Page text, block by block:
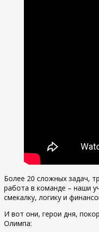
Более 20 сложных задач,
работа в команде – наши
смекалку, логику и
И вот они, герои дня,
Олимпа: